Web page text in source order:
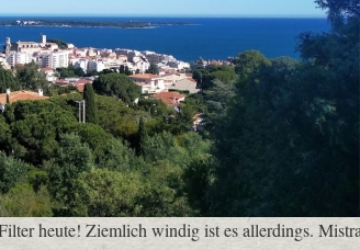
heute! Ziemlich windig ist es allerdings.